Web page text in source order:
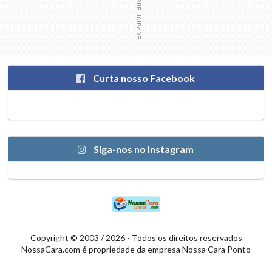
Curta nosso Facebook
Siga-nos no Instagram
Copyright © 2003 / 2026 - Todos os direitos reservados
NossaCara.com é propriedade da empresa Nossa Cara Ponto